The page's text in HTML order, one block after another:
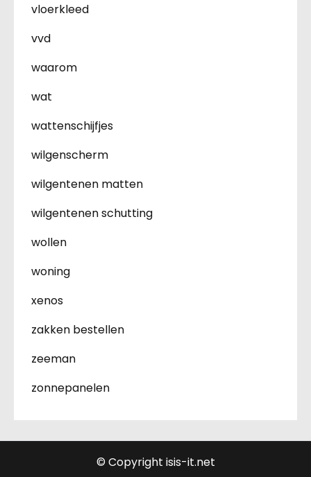
vloerkleed
vvd
waarom
wat
wattenschijfjes
wilgenscherm
wilgentenen matten
wilgentenen schutting
wollen
woning
xenos
zakken bestellen
zeeman
zonnepanelen
© Copyright isis-it.net